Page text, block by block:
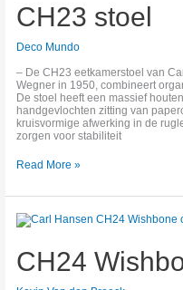
CH23 stoel
Deco Mundo
– De CH23 eetkamerstoel van
Wegner in 1950, combineert
De stoel heeft een massief
handgevlochten zitting van
kruisvormige afwerking in de
zorgen voor stabiliteit
Read More »
CH24
CH24
Wishbone